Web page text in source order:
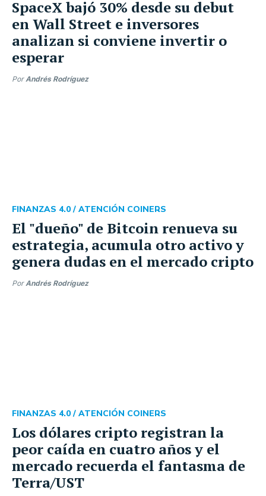
SpaceX bajó 30% desde su debut
en Wall Street e inversores
analizan si conviene invertir o
esperar
PorAndrés Rodríguez
El "dueño" de Bitcoin renueva su
estrategia, acumula otro activo y
genera dudas en el mercado cripto
FINANZAS 4.0 / ATENCIÓN COINERS
PorAndrés Rodríguez
Los dólares cripto registran la
peor caída en cuatro años y el
mercado recuerda el fantasma de
Terra/UST
FINANZAS 4.0 / ATENCIÓN COINERS